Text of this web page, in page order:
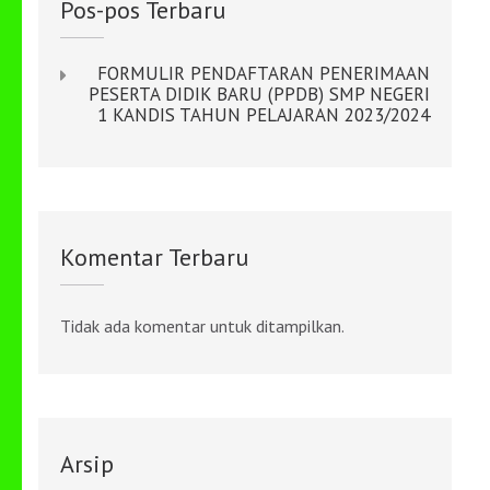
Pos-pos Terbaru
FORMULIR PENDAFTARAN PENERIMAAN
PESERTA DIDIK BARU (PPDB) SMP NEGERI
1 KANDIS TAHUN PELAJARAN 2023/2024
Komentar Terbaru
Tidak ada komentar untuk ditampilkan.
Arsip